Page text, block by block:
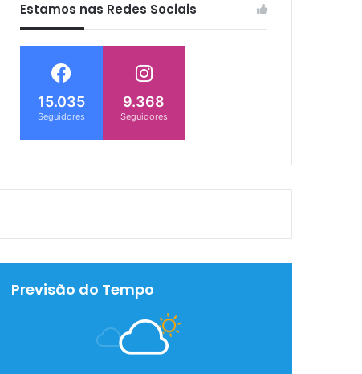
Estamos nas Redes Sociais
15.035
Seguidores
9.368
Seguidores
Previsão do Tempo